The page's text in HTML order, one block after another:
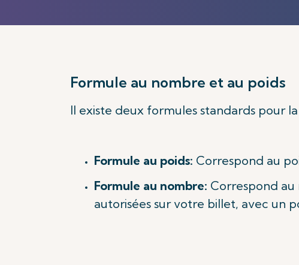
Formule au nombre et au poids
Il existe deux formules standards pour
Formule au poids: Correspond au
Formule au nombre: Correspond
autorisées sur votre billet, avec un